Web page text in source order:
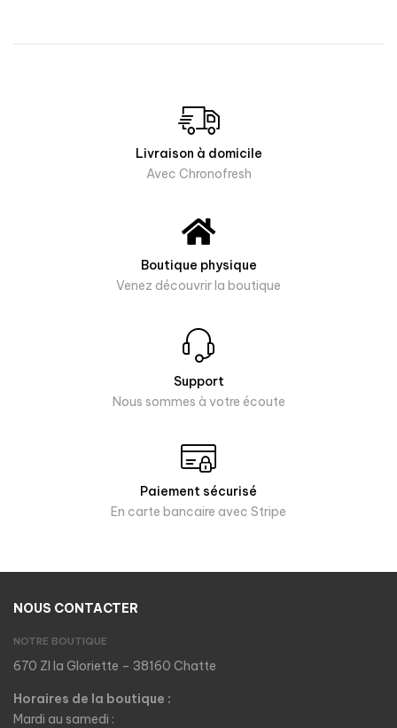
Livraison à domicile
Avec Chronofresh
Boutique physique
Venez découvrir la boutique
Support
Nous sommes à votre écoute
Paiement sécurisé
En carte bancaire avec Stripe
NOUS CONTACTER
NOTRE BOUTIQUE
670 ZI la Gloriette – 38160 Chatte
Horaires de la boutique :
Mardi au samedi :